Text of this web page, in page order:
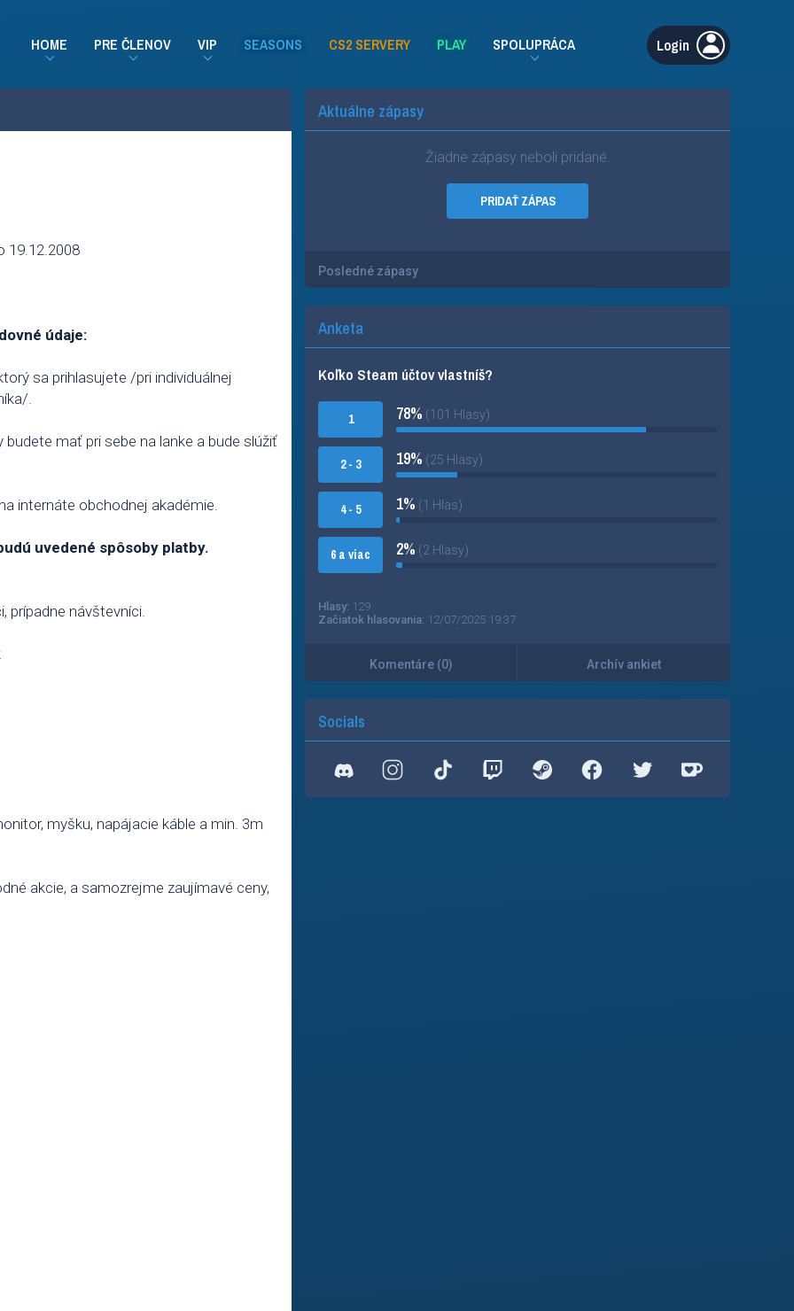
HOME PRE ČLENOV VIP SEASONS CS2 SERVERY PLAY SPOLUPRÁCA Login
19.12.2008
údaje:
sa prihlasujete /pri individuálnej
.
mať pri sebe na lanke a bude slúžiť
internáte obchodnej akadémie.
uvedené spôsoby platby.
prípadne návštevníci.
myšku, napájacie káble a min. 3m
akcie, a samozrejme zaujímavé ceny,
Aktuálne zápasy
Žiadne zápasy neboli pridané.
PRIDAŤ ZÁPAS
Posledné zápasy
Anketa
Koľko Steam účtov vlastníš?
1
2 - 3
4 - 5
6 a viac
78% (101 Hlasy)
19% (25 Hlasy)
1% (1 Hlas)
2% (2 Hlasy)
Hlasy: 129
Začiatok hlasovania: 12/07/2025 19:37
Komentáre (0) Archív ankiet
Socials